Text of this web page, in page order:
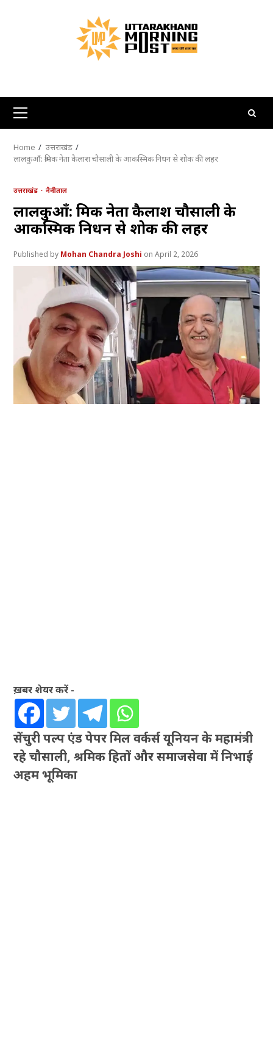
Primary
Menu
Home
उत्तराखंड
लालकुआँ: श्रमिक नेता कैलाश चौसाली के आकस्मिक निधन से शोक की लहर
उत्तराखंड नैनीताल
लालकुआँ: श्रमिक नेता कैलाश चौसाली के
आकस्मिक निधन से शोक की लहर
Mohan Chandra Joshi April 2, 2026
ख़बर शेयर करें -
सेंचुरी पल्प एंड पेपर मिल वर्कर्स यूनियन के महामंत्री
रहे चौसाली, श्रमिक हितों और समाजसेवा में निभाई
अहम भूमिका